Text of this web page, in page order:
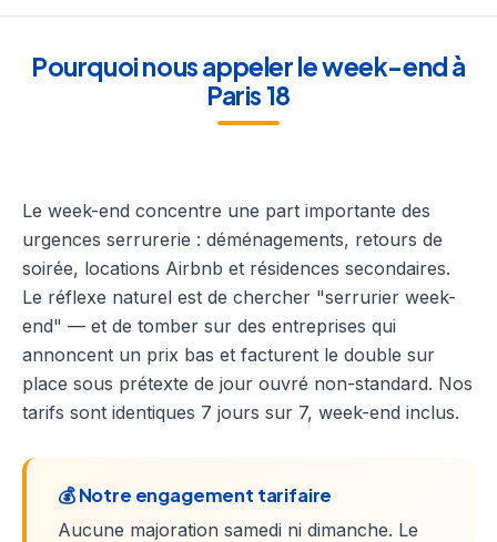
Pourquoi nous appeler le week-end à
Paris 18
Le week-end concentre une part importante des
urgences serrurerie : déménagements, retours de
soirée, locations Airbnb et résidences secondaires.
Le réflexe naturel est de chercher "serrurier week-
end" — et de tomber sur des entreprises qui
annoncent un prix bas et facturent le double sur
place sous prétexte de jour ouvré non-standard. Nos
tarifs sont identiques 7 jours sur 7, week-end inclus.
💰 Notre engagement tarifaire
Aucune majoration samedi ni dimanche. Le